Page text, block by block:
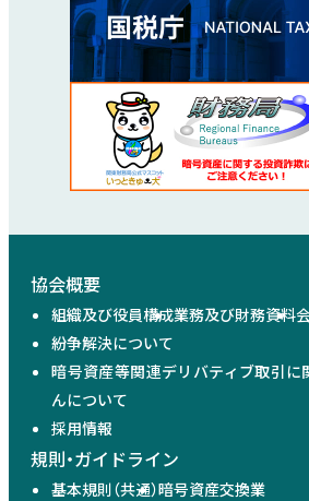
協会概要
組織及び役員構成業務及び財務資料
紛争解決について
暗号資産等関連デリバティブ取引に
んについて
採用情報
規則・ガイドライン
基本規則（共通）暗号資産交換業